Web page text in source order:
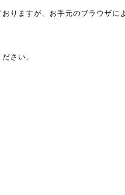
りますが、お手元のブラウザに
さい。